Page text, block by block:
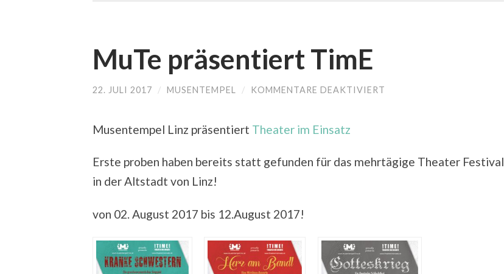
MuTe präsentiert TimE
22. JULI 2017 / MUSENTEMPEL / KOMMENTARE DEAKTIVIERT
Musentempel Linz präsentiert Theater im Einsatz
Erste proben haben bereits statt gefunden für das mehrtägige Theater Festival
in der Altstadt von Linz!
von 02. August 2017 bis 12.August 2017!